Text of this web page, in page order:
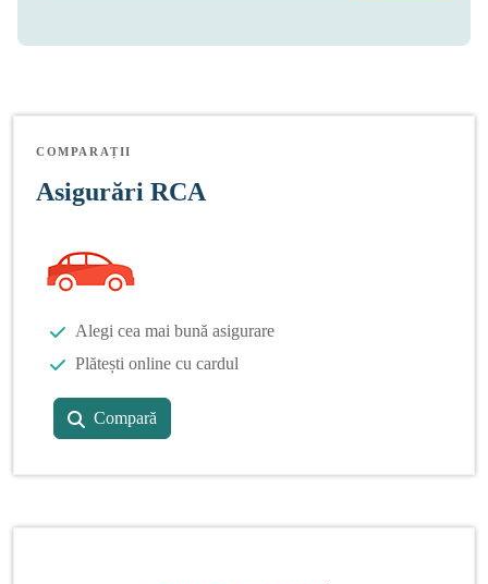
COMPARAȚII
Asigurări RCA
Alegi cea mai bună asigurare
Plătești online cu cardul
Compară